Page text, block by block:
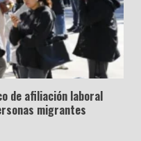
de afiliación laboral
migrantes